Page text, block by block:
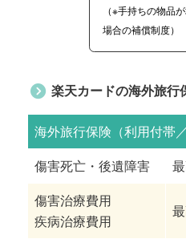
（※手持ちの物品
場合の補償制度）
楽天カードの海外旅行
海外旅行保険（利用付帯
傷害死亡・後遺障害
傷害治療費用
疾病治療費用